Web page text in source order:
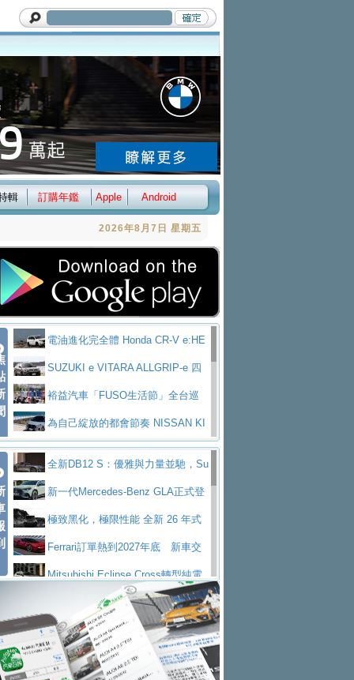
輯 訂購年鑑 Apple Android
2026年8月7日 星期五
電油進化完全體 Honda CR-V e:HE
V PrestigeSUZUKI e VITARA ALLGRIP-e 四
驅精神的純電新詮釋
裕益汽車「FUSO生活節」全台巡
迴 結合生活體驗、交通安全與購車優惠
為自己綻放的都會節奏 NISSAN KI
CKS SAKURA為品味獨具層峰買家打造的頂級座
駕，MAZDA CX-90 33T AWD Premium Ca
ptain Seat
EV
技的座駕! Ford Territory中型油電休旅
SO Super Great今日在台登場，結合先進安
ntis四品牌經銷權，全新多品牌旗艦展示中
心開幕啟用
屏東特搜大隊再添新利器 SITRAK
救助器材車買氣不衰、SUZUKI經銷商勇於開啟
全新大店，新北都鈴木占地500坪土城旗艦
展示中心開幕
2025第七屆ISUZU運轉職人挑戰賽
熱血登場 展現極致車技與專業職人精神
H2GP世界總決賽圓滿落幕 台灣團
全新DB12 S：優雅與力量並馳，Su
per Tourer的顛峰之作
新一代Mercedes-Benz GLA正式登
場 續航最高657公里、支援320kW快充
極致黑化，極限性能 全新 26 年式
DEFENDER OCTA BLACK 限量登台
Ferrari訂單熱到2027年底 新車交
付至少得等一年以上
Mitsubishi Eclipse Cross轉型純電
休旅 87kWh電池續航超過600公里
全新BMW 318i Touring豪華旅行車
全台限量200台 進化現型
不等零關稅的紅利，Jeep品牌今日
起展開首批車交車Volvo EX60 即將叩關，靜肅性、底